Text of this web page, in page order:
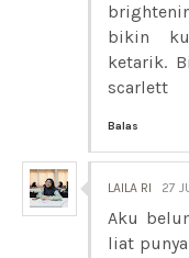
bikin
ketarik.
scarlett
Balas
LAILA RI 27
Aku
liat